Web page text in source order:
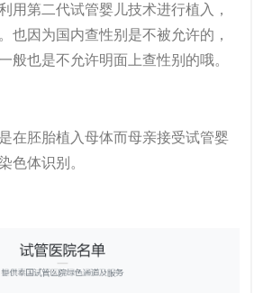
用第二代试管婴儿技术进行植入，
也因为国内查性别是不被允许的，
般也是不允许明面上查性别的哦。
在胚胎植入母体而母亲接受试管婴
色体识别。